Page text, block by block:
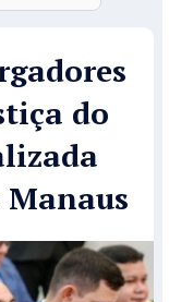
do